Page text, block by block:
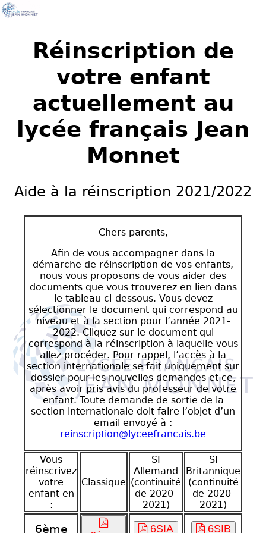
Réinscription de
votre enfant
actuellement au
lycée français Jean
Monnet
Aide à la réinscription 2021/2022
Chers parents,
Afin de vous accompagner dans la
démarche de réinscription de vos enfants,
nous vous proposons de vous aider des
documents que vous trouverez en lien dans
le tableau ci-dessous. Vous devez
sélectionner le document qui correspond au
niveau et à la section pour l’année 2021-
2022. Cliquez sur le document qui
correspond à la réinscription à laquelle vous
allez procéder. Pour rappel, l’accès à la
section internationale se fait uniquement sur
dossier pour les nouvelles demandes et ce,
après avoir pris avis du professeur de votre
enfant. Toute demande de sortie de la
section internationale doit faire l’objet d’un
email envoyé à :
reinscription@lyceefrancais.be
Vous
réinscrivez
votre
enfant en
:
Classique
SI
Allemand
(continuité
de 2020-
2021)
SI
Britannique
(continuité
de 2020-
2021)
6ème 6SIA 6SIB